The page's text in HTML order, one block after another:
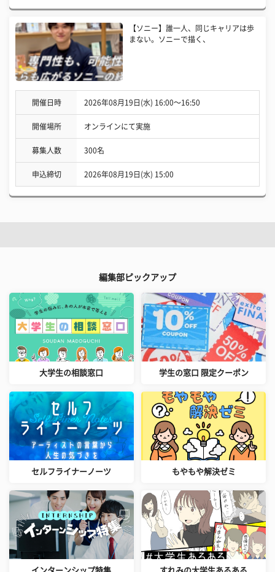
【ソニー】誰一人、同じキャリアは歩
まない。ソニーで描く、
開催日時 2026年08月19日(水) 16:00〜16:50
開催場所 オンラインにて実施
募集人数 300名
申込締切 2026年08月19日(水) 15:00
編集部ピックアップ
大学生の相談窓口 学生の窓口 限定クーポン
セルフライナーノーツ もやもや解決ゼミ
インターンシップ特集 すれみの大学生あるある